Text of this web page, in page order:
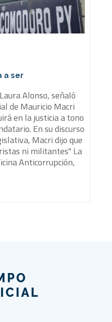
a ser
Alonso, señaló
de Mauricio Macri
en la justicia a tono
En su discurso
Macri dijo que
ni militantes" La
Anticorrupción,